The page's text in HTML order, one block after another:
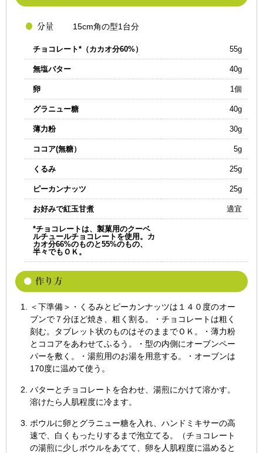
15cm角の型1台分
チョコレート*（カカオ分60%） 55g
無塩バター 40g
卵 1個
グラニュー糖 40g
薄力粉 30g
ココア(無糖） 5g
くるみ 25g
ピーカンナッツ 25g
お好みで紅玉甘煮 適宜
*チョコレートは、製菓用のクーベ
ルチュールチョコレートを使用。カ
カオ分66%のものと55%のもの、
半々でもＯＫ。
＜下準備＞・くるみとピーカンナッツは１４０度のオー
ブンで７分ほど焼き、粗く割る。・チョコレートは粗く
刻む。タブレット状のものはそのままでＯＫ。・薄力粉
とココアをあわせてふるう。・型の内側にオーブンペー
パーを敷く。・湯煎用のお湯を用意する。・オーブンは
170度に温めて使う。
バターとチョコレートを合わせ、湯煎にかけて溶かす。
溶けたら人肌程度に冷ます。
ボウルに卵とグラニュー糖を入れ、ハンドミキサーの高
速で、白くもったりするまで泡立てる。（チョコレート
の湯煎に少しボウルをあてて、卵を人肌程度に温めると